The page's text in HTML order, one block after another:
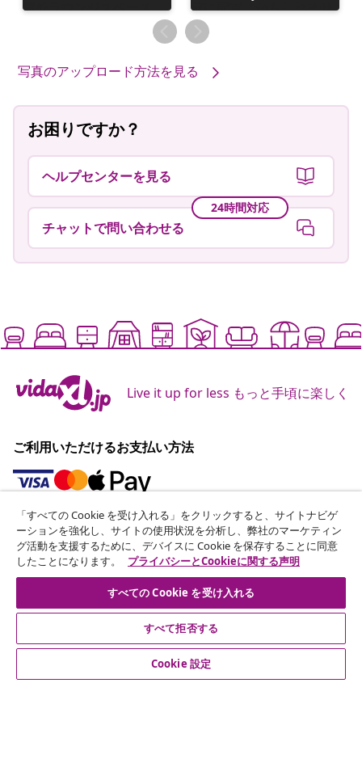
稿
稿
者
写真のアップロード方法を見る
お困りですか？
ヘルプセンターを見る
24時間対応
チャットで問い合わせる
Live it up for less もっと手頃に楽しく
ご利用いただけるお支払い方法
ニュースレターに登録する
70万人以上のユーザーと一緒に、vidaXLから毎週のお得
な情報や季節限定セール、新着情報を受け取りましょう。
公式SNSアカウント
「すべての Cookie を受け入れる」をクリックすると、サイトナビゲ
ーションを強化し、サイトの使用状況を分析し、弊社のマーケティン
グ活動を支援するために、デバイスに Cookie を保存することに同意
したことになります。
プライバシーとCookieに関する声明
すべての Cookie を受け入れる
すべて拒否する
Cookie 設定